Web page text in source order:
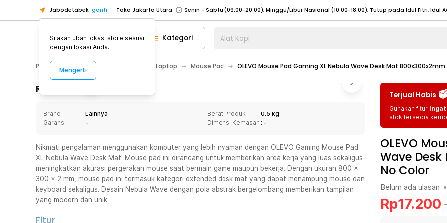
Jabodetabek ganti Toko Jakarta Utara
Toko Tangerang
Toko Cikupa
Pick n Go Jakarta Barat
Senin - Jumat (07:00 - 20:00), Sabtu - Minggu (08:00 - 20:00), Tutup pada Idul Fitri
Pick n Go Bekasi
Senin - Jumat (08:00 - 20:00), Sabtu - Minggu/ Libur Nasional (08:00 - 17:00) Selengkapnya
Senin - Jumat (08:00 - 20:00), Sabtu - Minggu/ Libur Nasional (08:00 - 17:00) Selengkapnya
Senin - Sabtu (09:00-20:00), Minggu/Libur Nasional (12:00-20:00), Tutup pada Idul Fitri
Senin - Sabtu (09:00-20:00), Minggu/Libur Nasional (12:00-20:00), Tutup pada Idul Fitri
Toko Tangerang
Toko Cikupa
Pick n Go Jakarta Barat
Senin - Jumat (07:00 - 20:00), Sabtu - Minggu (08:00 - 20:00), Tutup pada Idul Fitri
Pick n Go Bekasi
Senin - Jumat (08:00 - 20:00), Sabtu - Minggu/ Libur Nasional (08:00 - 17:00) Selengkapnya
Senin - Jumat (08:00 - 20:00), Sabtu - Minggu/ Libur Nasional (08:00 - 17:00) Selengkapnya
Kategori Alat Kopi
PC & Laptop Aksesoris Komputer & Laptop Mouse Pad OLEVO Mouse Pad Gaming XL Nebula Wave Desk Mat 800x300x2mm
Rincian Produk
Brand
Lainnya
Garansi
-
Berat Produk
0.5 kg
Dimensi Kemasan : -
Nikmati pengalaman menggunakan komputer yang lebih nyaman dengan OLEVO Gaming Mouse Pad
XL Nebula Wave Desk Mat. Mouse pad ini dirancang untuk memberikan area kerja yang luas sekaligus
meningkatkan akurasi pergerakan mouse saat bermain game maupun bekerja. Dengan ukuran 800 x
300 x 2 mm, mouse pad ini termasuk kategori extended desk mat yang dapat menampung mouse dan
keyboard sekaligus. Desain Nebula Wave dengan pola abstrak bergelombang memberikan tampilan
yang modern dan unik.
Fitur
Terjual Habis
Gunakan fitur
stok tersedia
OLEVO
Wave
No Color
Belum ada ulasan •
Rp17.200
Silakan ubah lokasi store sesuai
dengan lokasi Anda.
Mengerti